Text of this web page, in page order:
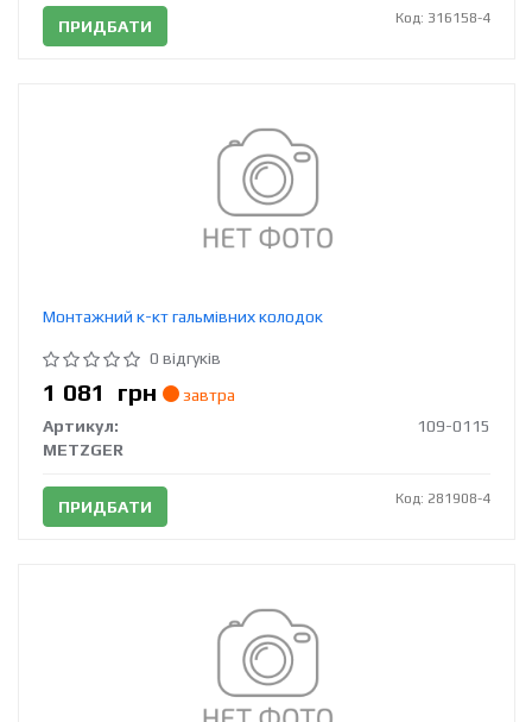
ПРИДБАТИ Код: 316158-4
Монтажний к-кт гальмівних колодок
0 відгуків
1 081 грн
завтра
Артикул:
109-0115
METZGER
ПРИДБАТИ Код: 281908-4